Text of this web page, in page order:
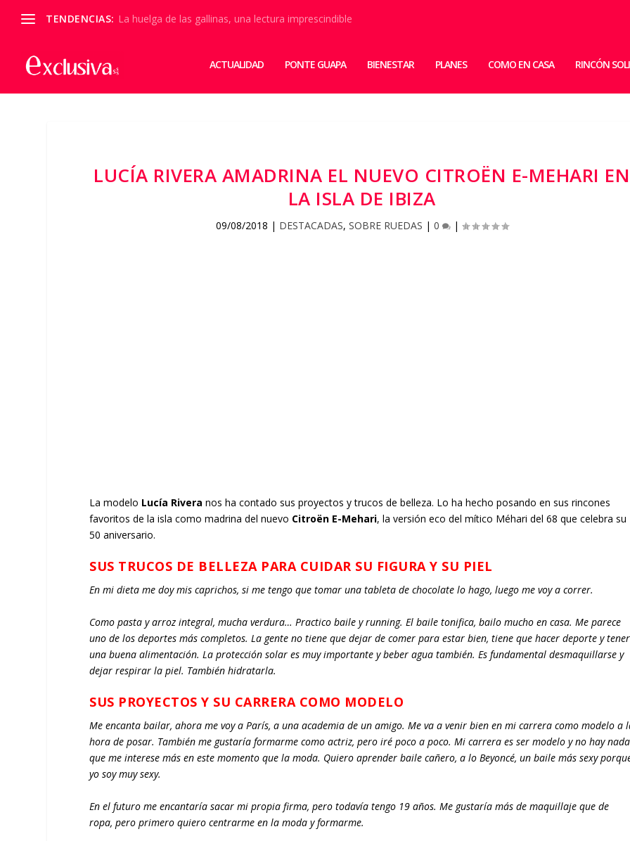
TENDENCIAS: La huelga de las gallinas, una lectura imprescindible
ACTUALIDAD PONTE GUAPA BIENESTAR PLANES COMO EN CASA RINCÓN
LUCÍA RIVERA AMADRINA EL NUEVO CITROËN E-MEHARI EN
LA ISLA DE IBIZA
09/08/2018 | DESTACADAS, SOBRE RUEDAS | 0 |
La modelo Lucía Rivera nos ha contado sus proyectos y trucos de belleza. Lo ha hecho posando en sus rincones
favoritos de la isla como madrina del nuevo Citroën E-Mehari, la versión eco del mítico Méhari del 68 que celebra su
50 aniversario.
SUS TRUCOS DE BELLEZA PARA CUIDAR SU FIGURA Y SU PIEL
En mi dieta me doy mis caprichos, si me tengo que tomar una tableta de chocolate lo hago, luego me voy a correr.
Como pasta y arroz integral, mucha verdura… Practico baile y running. El baile tonifica, bailo mucho en casa. Me parece
uno de los deportes más completos. La gente no tiene que dejar de comer para estar bien, tiene que hacer deporte y tener
una buena alimentación. La protección solar es muy importante y beber agua también. Es fundamental desmaquillarse y
dejar respirar la piel. También hidratarla.
SUS PROYECTOS Y SU CARRERA COMO MODELO
Me encanta bailar, ahora me voy a Parí­s, a una academia de un amigo. Me va a venir bien en mi carrera como modelo a
hora de posar. También me gustaría formarme como actriz, pero iré poco a poco. Mi carrera es ser modelo y no hay nada
que me interese más en este momento que la moda. Quiero aprender baile cañero, a lo Beyoncé, un baile más sexy
yo soy muy sexy.
En el futuro me encantaría sacar mi propia firma, pero todavía tengo 19 años. Me gustaría más de maquillaje que de
ropa, pero primero quiero centrarme en la moda y formarme.